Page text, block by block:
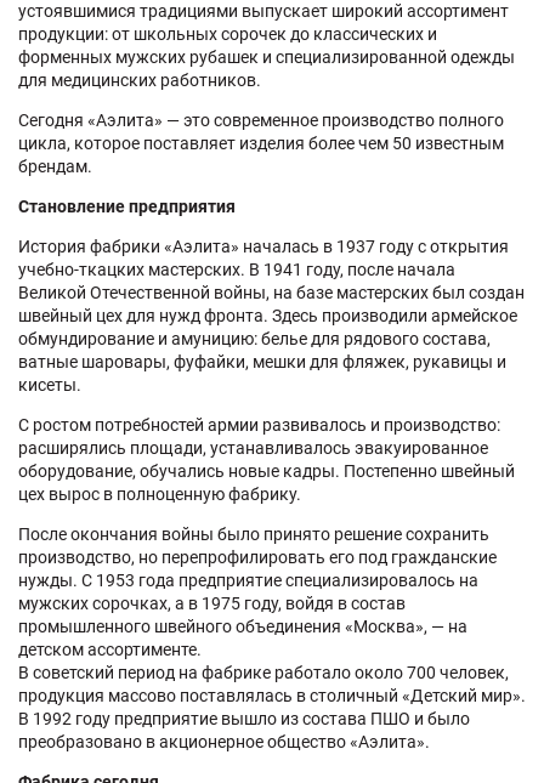
устоявшимися традициями выпускает широкий ассортимент
продукции: от школьных сорочек до классических и
форменных мужских рубашек и специализированной одежды
для медицинских работников.
Сегодня «Аэлита» — это современное производство полного
цикла, которое поставляет изделия более чем 50 известным
брендам.
Становление предприятия
История фабрики «Аэлита» началась в 1937 году с открытия
учебно-ткацких мастерских. В 1941 году, после начала
Великой Отечественной войны, на базе мастерских был создан
швейный цех для нужд фронта. Здесь производили армейское
обмундирование и амуницию: белье для рядового состава,
ватные шаровары, фуфайки, мешки для фляжек, рукавицы и
кисеты.
С ростом потребностей армии развивалось и производство:
расширялись площади, устанавливалось эвакуированное
оборудование, обучались новые кадры. Постепенно швейный
цех вырос в полноценную фабрику.
После окончания войны было принято решение сохранить
производство, но перепрофилировать его под гражданские
нужды. С 1953 года предприятие специализировалось на
мужских сорочках, а в 1975 году, войдя в состав
промышленного швейного объединения «Москва», — на
детском ассортименте.
В советский период на фабрике работало около 700 человек,
продукция массово поставлялась в столичный «Детский мир».
В 1992 году предприятие вышло из состава ПШО и было
преобразовано в акционерное общество «Аэлита».